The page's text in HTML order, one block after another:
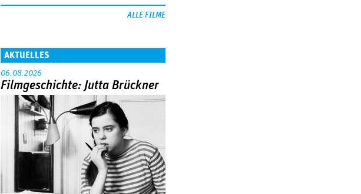
ALLE FILME
AKTUELLES
06.08.2026
Filmgeschichte: Jutta Brückner